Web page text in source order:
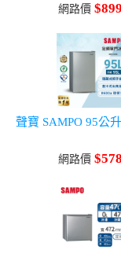
網路價
聲寶 SAMPO 95公
網路價